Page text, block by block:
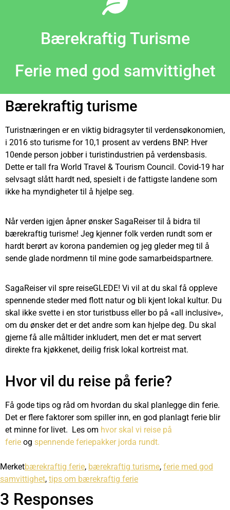
Bærekraftig Turisme
Ferie med god samvittighet
Bærekraftig turisme
Turistnæringen er en viktig bidragsyter til verdensøkonomien,
i 2016 sto turisme for 10,1 prosent av verdens BNP. Hver
10ende person jobber i turistindustrien på verdensbasis.
Dette er tall fra World Travel & Tourism Council. Covid-19 har
selvsagt slått hardt ned, spesielt i de fattigste landene som
ikke ha myndigheter til å hjelpe seg.
Når verden igjen åpner ønsker SagaReiser til å bidra til
bærekraftig turisme! Jeg kjenner folk verden rundt som er
hardt berørt av korona pandemien og jeg gleder meg til å
sende glade nordmenn til mine gode samarbeidspartnere.
SagaReiser vil spre reiseGLEDE! Vi vil at du skal få oppleve
spennende steder med flott natur og bli kjent lokal kultur. Du
skal ikke svette i en stor turistbuss eller bo på «all inclusive»,
om du ønsker det er det andre som kan hjelpe deg. Du skal
gjerne få alle måltider inkludert, men det er mat servert
direkte fra kjøkkenet, deilig frisk lokal kortreist mat.
Hvor vil du reise på ferie?
Få gode tips og råd om hvordan du skal planlegge din ferie.
Det er flere faktorer som spiller inn, en god planlagt ferie blir
et minne for livet. Les om hvor skal vi reise på
ferie og spennende feriepakker jorda rundt.
Merketbærekraftig ferie, bærekraftig turisme, ferie med god
samvittighet, tips om bærekraftig ferie
3 Responses